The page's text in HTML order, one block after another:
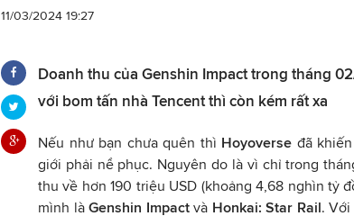
11/03/2024 19:27
Doanh thu của Genshin Impact trong tháng
với bom tấn nhà Tencent thì còn kém rất xa
Nếu như bạn chưa quên thì Hoyoverse đã
giới phải nể phục. Nguyên do là vì chỉ trong
thu về hơn 190 triệu USD (khoảng 4,68 nghìn tỷ
mình là Genshin Impactvà Honkai: Star Rail.